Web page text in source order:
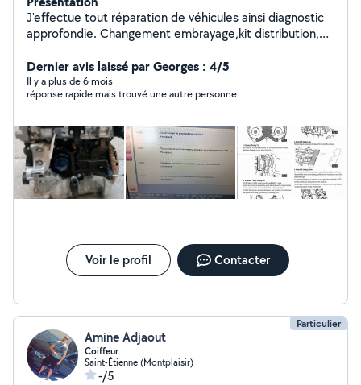
J'effectue tout réparation de véhicules ainsi diagnostic
approfondie. Changement embrayage,kit distribution,
Dernier avis laissé par Georges : 4/5
Il y a plus de 6 mois
réponse rapide mais trouvé une autre personne
Voir le profil Contacter
Particulier
Amine Adjaout
Coiffeur
Saint-Étienne (Montplaisir)
-/5